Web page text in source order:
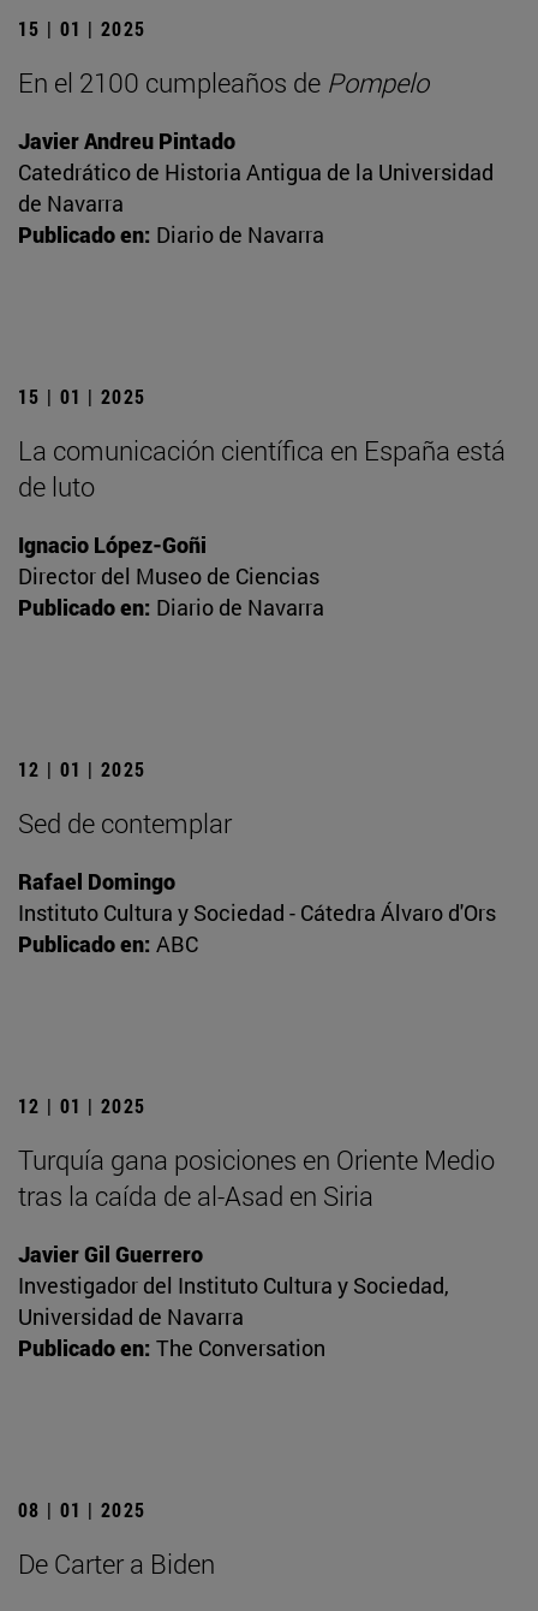
15 | 01 | 2025
En el 2100 cumpleaños de Pompelo
Javier Andreu Pintado
Catedrático de Historia Antigua de la Universidad
de Navarra
Publicado en: Diario de Navarra
15 | 01 | 2025
La comunicación científica en España está
de luto
Ignacio López-Goñi
Director del Museo de Ciencias
Publicado en: Diario de Navarra
12 | 01 | 2025
Sed de contemplar
Rafael Domingo
Instituto Cultura y Sociedad - Cátedra Álvaro d'Ors
Publicado en: ABC
12 | 01 | 2025
Turquía gana posiciones en Oriente Medio
tras la caída de al-Asad en Siria
Javier Gil Guerrero
Investigador del Instituto Cultura y Sociedad,
Universidad de Navarra
Publicado en: The Conversation
08 | 01 | 2025
De Carter a Biden